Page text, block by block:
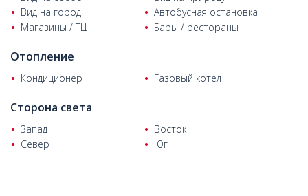
общественного транспорта и различные объекты
социальной инфраструктуры находятся в шаговой
доступности.
Вид на город
Автобусная остановка
Магазины / ТЦ
Бары / рестораны
Отопление
Кондиционер Газовый котел
Сторона света
Запад
Восток
Север
Юг